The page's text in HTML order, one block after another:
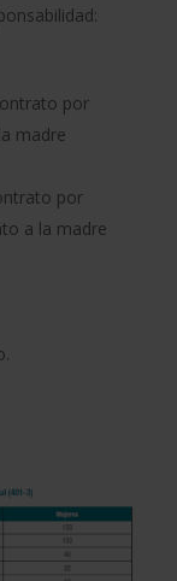
por
madre
por
a la madre